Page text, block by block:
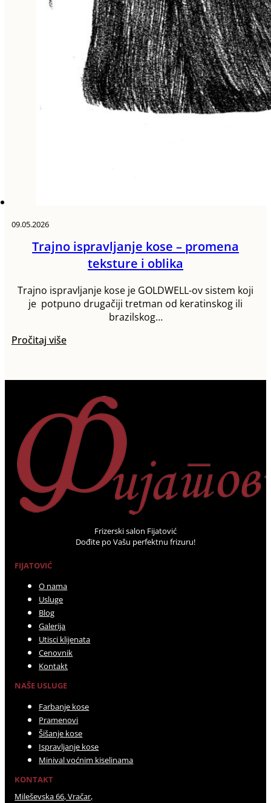
09.05.2026
Trajno ispravljanje kose – promena
teksture i oblika
Trajno ispravljanje kose je GOLDWELL-ov sistem koji
je potpuno drugačiji tretman od keratinskog ili
brazilskog…
Pročitaj više
Frizerski salon Fijatović
Dođite po Vašu perfektnu frizuru!
FIJATOVIĆ
O nama
Usluge
Blog
Galerija
Utisci klijenata
Cenovnik
Kontakt
NAŠE USLUGE
Farbanje kose
Pramenovi
Šišanje kose
Ispravljanje kose
Minival voćnim kiselinama
KONTAKT
Mileševska 66, Vračar,